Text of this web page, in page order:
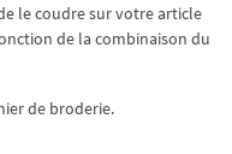
le coudre sur votre article
de la combinaison du
de broderie.